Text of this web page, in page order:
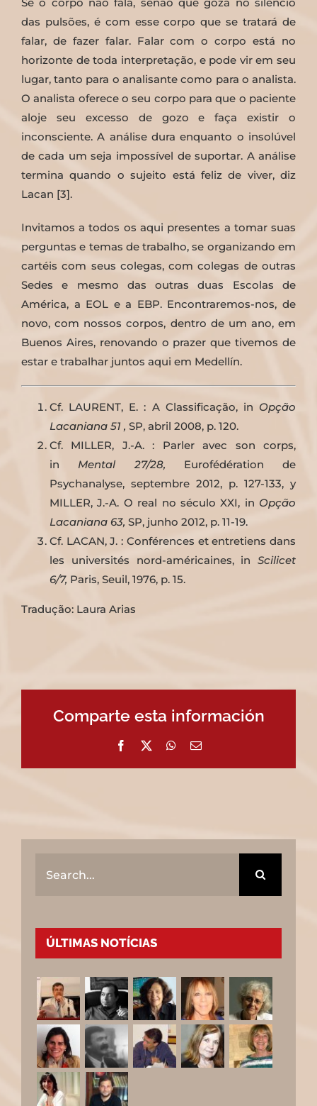
das pulsões, é com esse corpo que se tratará de
falar, de fazer falar. Falar com o corpo está no
horizonte de toda interpretação, e pode vir em seu
lugar, tanto para o analisante como para o analista.
O analista oferece o seu corpo para que o paciente
aloje seu excesso de gozo e faça existir o
inconsciente. A análise dura enquanto o insolúvel
de cada um seja impossível de suportar. A análise
termina quando o sujeito está feliz de viver, diz
Lacan [3].
Invitamos a todos os aqui presentes a tomar suas
perguntas e temas de trabalho, se organizando em
cartéis com seus colegas, com colegas de outras
Sedes e mesmo das outras duas Escolas de
América, a EOL e a EBP. Encontraremos-nos, de
novo, com nossos corpos, dentro de um ano, em
Buenos Aires, renovando o prazer que tivemos de
estar e trabalhar juntos aqui em Medellín.
Cf. LAURENT, E. : A Classificação, in Opção
Lacaniana 51 , SP, abril 2008, p. 120.
Cf. MILLER, J.-A. : Parler avec son corps,
in Mental 27/28, Eurofédération de
Psychanalyse, septembre 2012, p. 127-133, y
MILLER, J.-A. O real no século XXI, in Opção
Lacaniana 63, SP, junho 2012, p. 11-19.
Cf. LACAN, J. : Conférences et entretiens dans
les universités nord-américaines, inScilicet
6/7, Paris, Seuil, 1976, p. 15.
Tradução: Laura Arias
Comparte esta información
Facebook WhatsApp
Email
for:
ÚLTIMAS NOTÍCIAS